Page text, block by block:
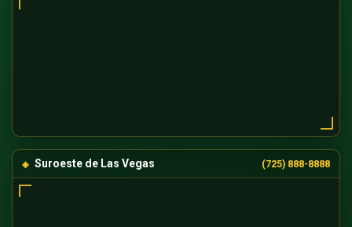
Suroeste de Las Vegas (725) 888-8888